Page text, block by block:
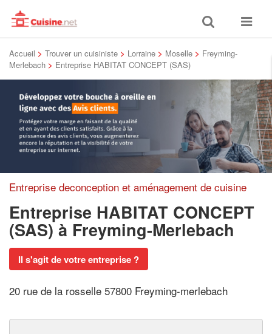
Toggle
search
Toggle
Accueil > Trouver un cuisiniste > Lorraine > Moselle > Freyming-
Merlebach > Entreprise HABITAT CONCEPT (SAS)
Entreprise deconception et aménagement de cuisine
Entreprise HABITAT CONCEPT
(SAS)à Freyming-Merlebach
Il s'agit de votre entreprise ?
20 rue de la rosselle 57800 Freyming-merlebach